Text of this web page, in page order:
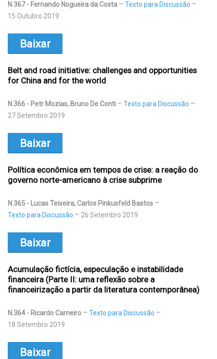
N.367 - Fernando Nogueira da Costa
Texto para Discussão
15 Outubro 2019
Baixar
Belt and road initiative: challenges and opportunities
for China and for the world
N.366 - Petr Mozias, Bruno De Conti
Texto para Discussão
27 Setembro 2019
Baixar
Política econômica em tempos de crise: a reação do
governo norte-americano à crise subprime
N.365 - Lucas Teixeira, Carlos Pinkusfeld Bastos
Texto para Discussão
26 Setembro 2019
Baixar
Acumulação fictícia, especulação e instabilidade
financeira (Parte II: uma reflexão sobre a
financeirização a partir da literatura contemporânea)
N.364 - Ricardo Carneiro
Texto para Discussão
18 Setembro 2019
Baixar